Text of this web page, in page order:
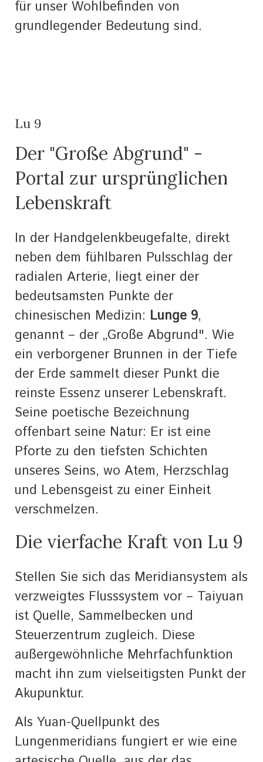
für unser Wohlbefinden von
grundlegender Bedeutung sind.
Lu 9
Der "Große Abgrund" -
Portal zur ursprünglichen
Lebenskraft
In der Handgelenkbeugefalte, direkt
neben dem fühlbaren Pulsschlag der
radialen Arterie, liegt einer der
bedeutsamsten Punkte der
chinesischen Medizin: Lunge 9,
genannt – der „Große Abgrund". Wie
ein verborgener Brunnen in der Tiefe
der Erde sammelt dieser Punkt die
reinste Essenz unserer Lebenskraft.
Seine poetische Bezeichnung
offenbart seine Natur: Er ist eine
Pforte zu den tiefsten Schichten
unseres Seins, wo Atem, Herzschlag
und Lebensgeist zu einer Einheit
verschmelzen.
Die vierfache Kraft von Lu 9
Stellen Sie sich das Meridiansystem als
verzweigtes Flusssystem vor – Taiyuan
ist Quelle, Sammelbecken und
Steuerzentrum zugleich. Diese
außergewöhnliche Mehrfachfunktion
macht ihn zum vielseitigsten Punkt der
Akupunktur.
Als Yuan-Quellpunkt des
Lungenmeridians fungiert er wie eine